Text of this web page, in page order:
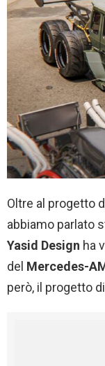
Oltre al progetto
abbiamo parlato
Yasid Design ha
del Mercedes-
però, il progetto